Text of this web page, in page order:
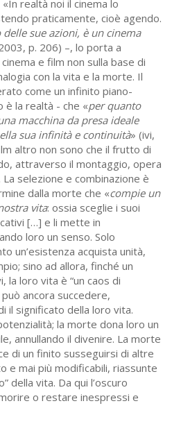
realtà noi il cinema lo
praticamente, cioè agendo.
delle sue azioni, è un cinema
p. 206) –, lo porta a
e film non sulla base di
con la vita e la morte. Il
come un infinito piano-
è la realtà - che «per quanto
macchina da presa ideale
sua infinità e continuità» (ivi,
altro non sono che il frutto di
attraverso il montaggio, opera
selezione e combinazione è
dalla morte che «compie un
vita: ossia sceglie i suoi
[…] e li mette in
loro un senso. Solo
un’esistenza acquista unità,
sino ad allora, finché un
la loro vita è “un caos di
ancora succedere,
il significato della loro vita.
la morte dona loro un
annullando il divenire. La morte
di un finito susseguirsi di altre
e mai più modificabili, riassunte
della vita. Da qui l’oscuro
o restare inespressi e